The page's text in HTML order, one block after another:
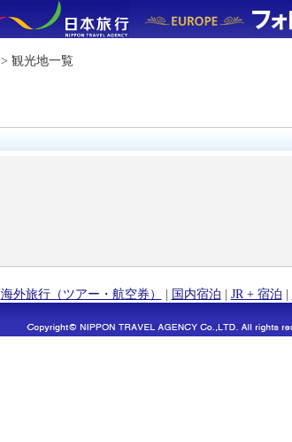
> 観光地一覧
海外旅行（ツアー・航空券） | 国内宿泊 | JR + 宿泊 |